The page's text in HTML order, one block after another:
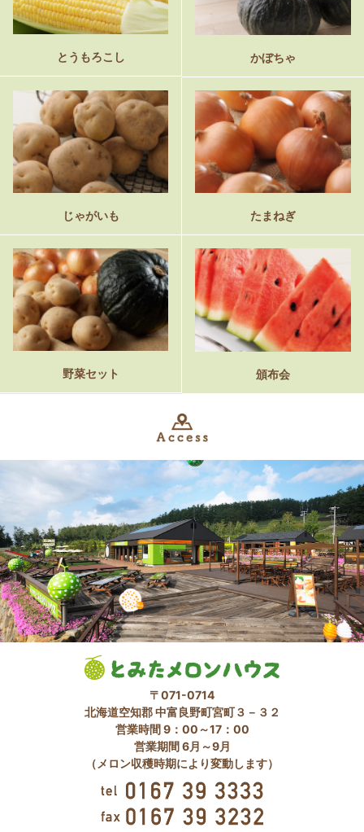
とうもろこし かぼちゃ
じゃがいも たまねぎ
野菜セット 頒布会
〒071-0714
北海道空知郡 中富良野町宮町３－３２
営業時間 9：00～17：00
営業期間 6月～9月
（メロン収穫時期により変動します）